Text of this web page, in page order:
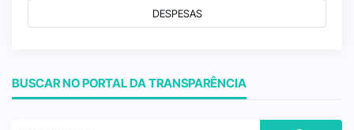
DESPESAS
BUSCAR NO PORTAL DA TRANSPARÊNCIA